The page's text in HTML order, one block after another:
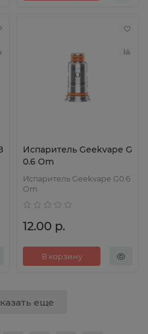
Испаритель Geekvape G
0.6 Om
Испаритель Geekvape G0.6
Om
12.00 р.
В корзину
еще